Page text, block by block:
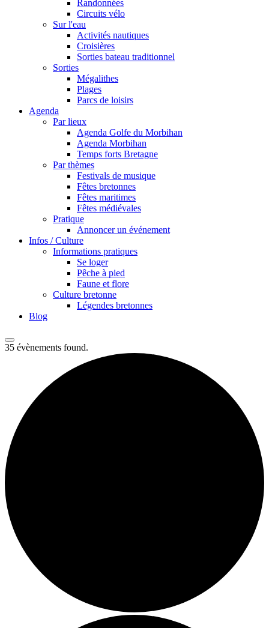
Randonnées
Circuits vélo
Sur l'eau
Activités nautiques
Croisières
Sorties bateau traditionnel
Sorties
Mégalithes
Plages
Parcs de loisirs
Agenda
Par lieux
Agenda Golfe du Morbihan
Agenda Morbihan
Temps forts Bretagne
Par thèmes
Festivals de musique
Fêtes bretonnes
Fêtes maritimes
Fêtes médiévales
Pratique
Annoncer un événement
Infos / Culture
Informations pratiques
Se loger
Pêche à pied
Faune et flore
Culture bretonne
Légendes bretonnes
Blog
35 évènements found.